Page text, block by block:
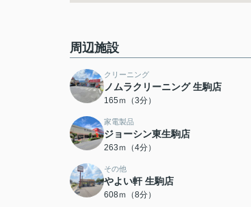
周辺施設
クリーニング
ノムラクリーニング 生駒店
165ｍ（3分）
家電製品
ジョーシン東生駒店
263ｍ（4分）
その他
やよい軒 生駒店
608ｍ（8分）